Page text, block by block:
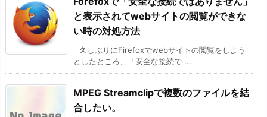
と表示されてwebサイトの閲覧ができな
い時の対処方法
久しぶりにFirefoxでwebサイトの閲覧をしよう
としたところ、「安全な接続で ...
MPEG Streamclipで複数のファイルを結
合したい。